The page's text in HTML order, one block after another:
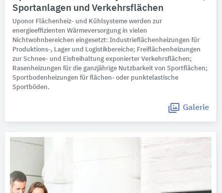
Sportanlagen und Verkehrsflächen
Uponor Flächenheiz- und Kühlsysteme werden zur
energieeffizienten Wärmeversorgung in vielen
Nichtwohnbereichen eingesetzt: Industrieflächenheizungen für
Produktions-, Lager und Logistikbereiche; Freiflächenheizungen
zur Schnee- und Eisfreihaltung exponierter Verkehrsflächen;
Rasenheizungen für die ganzjährige Nutzbarkeit von Sportflächen;
Sportbodenheizungen für flächen- oder punktelastische
Sportböden.
Galerie